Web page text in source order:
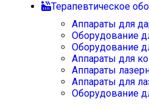
Терапевтическое
Аппараты для
Оборудование
Оборудование
Аппараты для
Аппараты
Аппараты для
Оборудование